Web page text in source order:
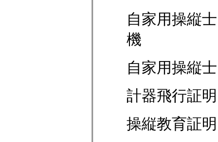
自家用操縦
機
自家用操縦
計器飛行証明
操縦教育証明